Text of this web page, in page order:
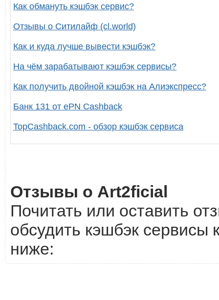
Как обмануть кэшбэк сервис?
Отзывы о Ситилайф (cl.world)
Как и куда лучше вывести кэшбэк?
На чём зарабатывают кэшбэк сервисы?
Как получить двойной кэшбэк на Алиэкспресс?
Банк 131 от ePN Cashback
TopCashback.com - обзор кэшбэк сервиса
Отзывы о Art2ficial
Почитать или оставить
обсудить кэшбэк сервисы
ниже: